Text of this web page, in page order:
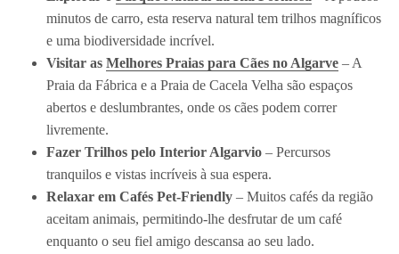
minutos de carro, esta reserva natural tem trilhos magníficos
e uma biodiversidade incrível.
Visitar as Melhores Praias para Cães no Algarve – A
Praia da Fábrica e a Praia de Cacela Velha são espaços
abertos e deslumbrantes, onde os cães podem correr
livremente.
Fazer Trilhos pelo Interior Algarvio – Percursos
tranquilos e vistas incríveis à sua espera.
Relaxar em Cafés Pet-Friendly – Muitos cafés da região
aceitam animais, permitindo-lhe desfrutar de um café
enquanto o seu fiel amigo descansa ao seu lado.